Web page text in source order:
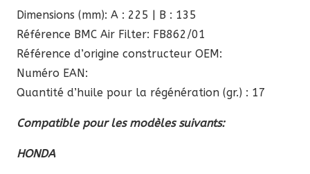
Dimensions (mm): A : 225 | B : 135
Référence BMC Air Filter: FB862/01
Référence d’origine constructeur OEM:
Numéro EAN:
Quantité d’huile pour la régénération (gr.) : 17
Compatible pour les modèles suivants:
HONDA